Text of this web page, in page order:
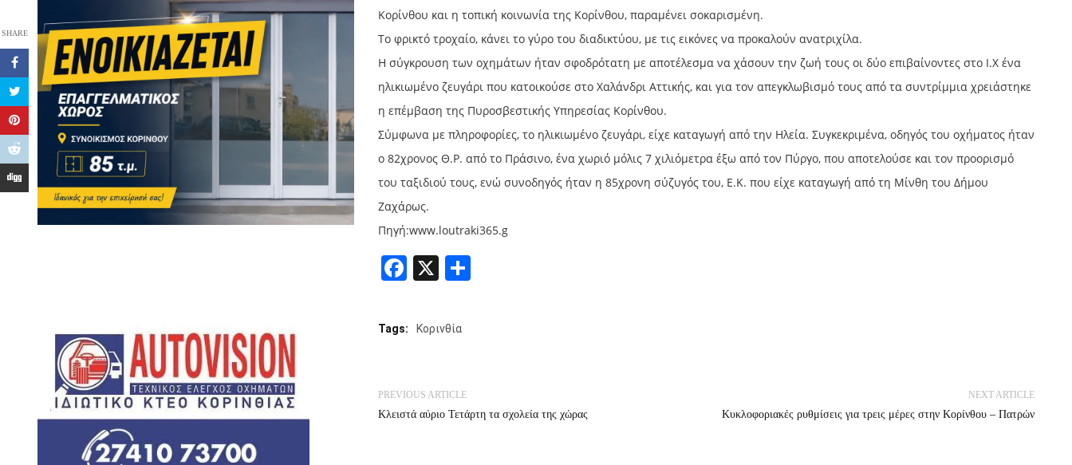
SHARE
Κορίνθου και η τοπική κοινωνία της Κορίνθου, παραμένει σοκαρισμένη.
Το φρικτό τροχαίο, κάνει το γύρο του διαδικτύου, με τις εικόνες να προκαλούν ανατριχίλα.
Η σύγκρουση των οχημάτων ήταν σφοδρότατη με αποτέλεσμα να χάσουν την ζωή τους οι δύο επιβαίνοντες στο Ι.Χ ένα
ηλικιωμένο ζευγάρι που κατοικούσε στο Χαλάνδρι Αττικής, και για τον απεγκλωβισμό τους από τα συντρίμμια χρειάστηκε
η επέμβαση της Πυροσβεστικής Υπηρεσίας Κορίνθου.
Σύμφωνα με πληροφορίες, το ηλικιωμένο ζευγάρι, είχε καταγωγή από την Ηλεία. Συγκεκριμένα, οδηγός του οχήματος ήταν
ο 82χρονος Θ.Ρ. από το Πράσινο, ένα χωριό μόλις 7 χιλιόμετρα έξω από τον Πύργο, που αποτελούσε και τον προορισμό
του ταξιδιού τους, ενώ συνοδηγός ήταν η 85χρονη σύζυγός του, Ε.Κ. που είχε καταγωγή από τη Μίνθη του Δήμου
Ζαχάρως.
Πηγή:www.loutraki365.g
Facebook
X
Tags: Κορινθία
PREVIOUS ARTICLE
Kλειστά αύριο Τετάρτη τα σχολεία της χώρας
NEXT ARTICLE
Κυκλοφοριακές ρυθμίσεις για τρεις μέρες στην Κορίνθου – Πατρών